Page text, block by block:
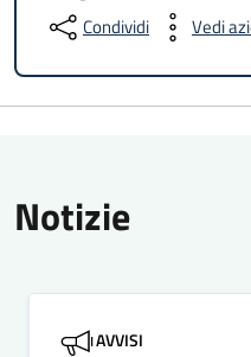
Condividi Vedi
Notizie
AVVISI